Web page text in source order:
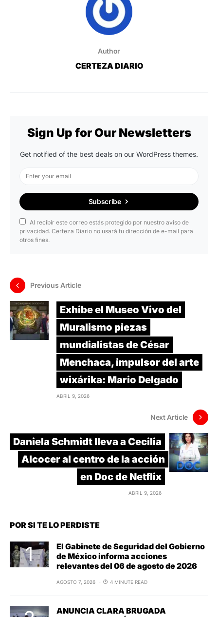
Author
CERTEZA DIARIO
Sign Up for Our Newsletters
Get notified of the best deals on our WordPress themes.
Subscribe
Al recibir este correo estás protegido por nuestro aviso de
privacidad. Certeza Diario no usará tu dirección de e-mail para
otros fines.
Previous Article
Exhibe el Museo Vivo del
Muralismo piezas
mundialistas de César
Menchaca, impulsor del arte
wixárika: Mario Delgado
ABRIL 9, 2026
Next Article
Daniela Schmidt lleva a Cecilia
Alcocer al centro de la acción
en Doc de Netflix
ABRIL 9, 2026
POR SI TE LO PERDISTE
El Gabinete de Seguridad del Gobierno
de México informa acciones
relevantes del 06 de agosto de 2026
AGOSTO 7, 2026 4 MINUTE READ
ANUNCIA CLARA BRUGADA